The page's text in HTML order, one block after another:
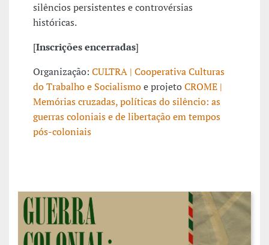
silêncios persistentes e controvérsias
históricas.
[Inscrições encerradas]
Organização: CULTRA | Cooperativa Culturas
do Trabalho e Socialismoe projetoCROME |
Memórias cruzadas, políticas do silêncio: as
guerras coloniais e de libertação em tempos
pós-coloniais